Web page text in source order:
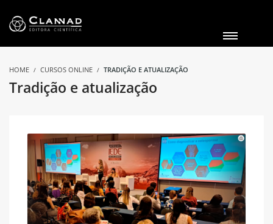
HOME CURSOS ONLINE TRADIÇÃO E ATUALIZAÇÃO
Tradição e atualização